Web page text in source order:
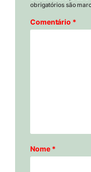
obrigatórios são
Comentário *
Nome *